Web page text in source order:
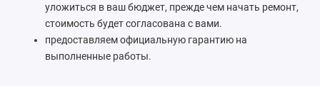
уложиться в ваш бюджет, прежде чем начать ремонт,
стоимость будет согласована с вами.
предоставляем официальную гарантию на
выполненные работы.